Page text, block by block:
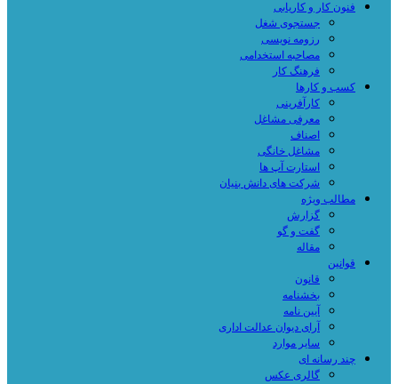
فنون کار و کاریابی
جستجوی شغل
رزومه نویسی
مصاحبه استخدامی
فرهنگ کار
کسب و کارها
کارآفرینی
معرفی مشاغل
اصناف
مشاغل خانگی
استارت آپ ها
شرکت های دانش بنیان
مطالب ویژه
گزارش
گفت و گو
مقاله
قوانین
قانون
بخشنامه
آیین نامه
آرای دیوان عدالت اداری
سایر موارد
چند رسانه ای
گالری عکس